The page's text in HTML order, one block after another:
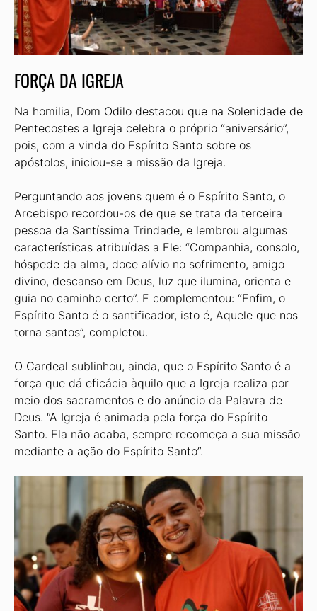
FORÇA DA IGREJA
Na homilia, Dom Odilo destacou que na Solenidade de
Pentecostes a Igreja celebra o próprio “aniversário”,
pois, com a vinda do Espírito Santo sobre os
apóstolos, iniciou-se a missão da Igreja.
Perguntando aos jovens quem é o Espírito Santo, o
Arcebispo recordou-os de que se trata da terceira
pessoa da Santíssima Trindade, e lembrou algumas
características atribuídas a Ele: “Companhia, consolo,
hóspede da alma, doce alívio no sofrimento, amigo
divino, descanso em Deus, luz que ilumina, orienta e
guia no caminho certo”. E complementou: “Enfim, o
Espírito Santo é o santificador, isto é, Aquele que nos
torna santos”, completou.
O Cardeal sublinhou, ainda, que o Espírito Santo é a
força que dá eficácia àquilo que a Igreja realiza por
meio dos sacramentos e do anúncio da Palavra de
Deus. “A Igreja é animada pela força do Espírito
Santo. Ela não acaba, sempre recomeça a sua missão
mediante a ação do Espírito Santo”.